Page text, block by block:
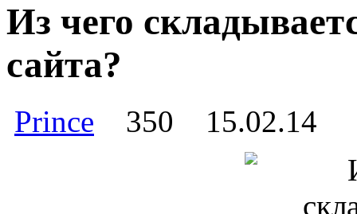
Из чего
сайта?
Prince 350 15.02.14